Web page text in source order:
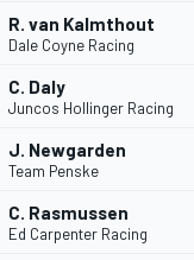
R. van Kalmthout
Dale Coyne Racing
C. Daly
Juncos Hollinger Racing
J. Newgarden
Team Penske
C. Rasmussen
Ed Carpenter Racing